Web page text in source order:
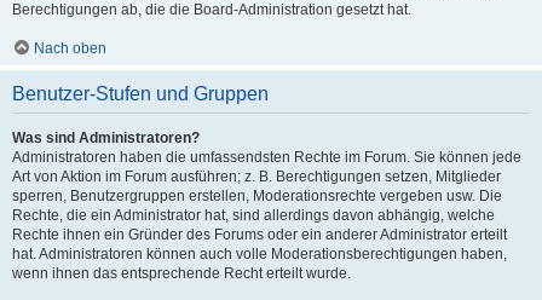
Berechtigungen ab, die die Board-Administration gesetzt hat.
Nach oben
Benutzer-Stufen und Gruppen
Was sind Administratoren?
Administratoren haben die umfassendsten Rechte im Forum. Sie können jede
Art von Aktion im Forum ausführen; z. B. Berechtigungen setzen, Mitglieder
sperren, Benutzergruppen erstellen, Moderationsrechte vergeben usw. Die
Rechte, die ein Administrator hat, sind allerdings davon abhängig, welche
Rechte ihnen ein Gründer des Forums oder ein anderer Administrator erteilt
hat. Administratoren können auch volle Moderationsberechtigungen haben,
wenn ihnen das entsprechende Recht erteilt wurde.